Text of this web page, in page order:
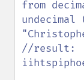
from
undecimal
//result: